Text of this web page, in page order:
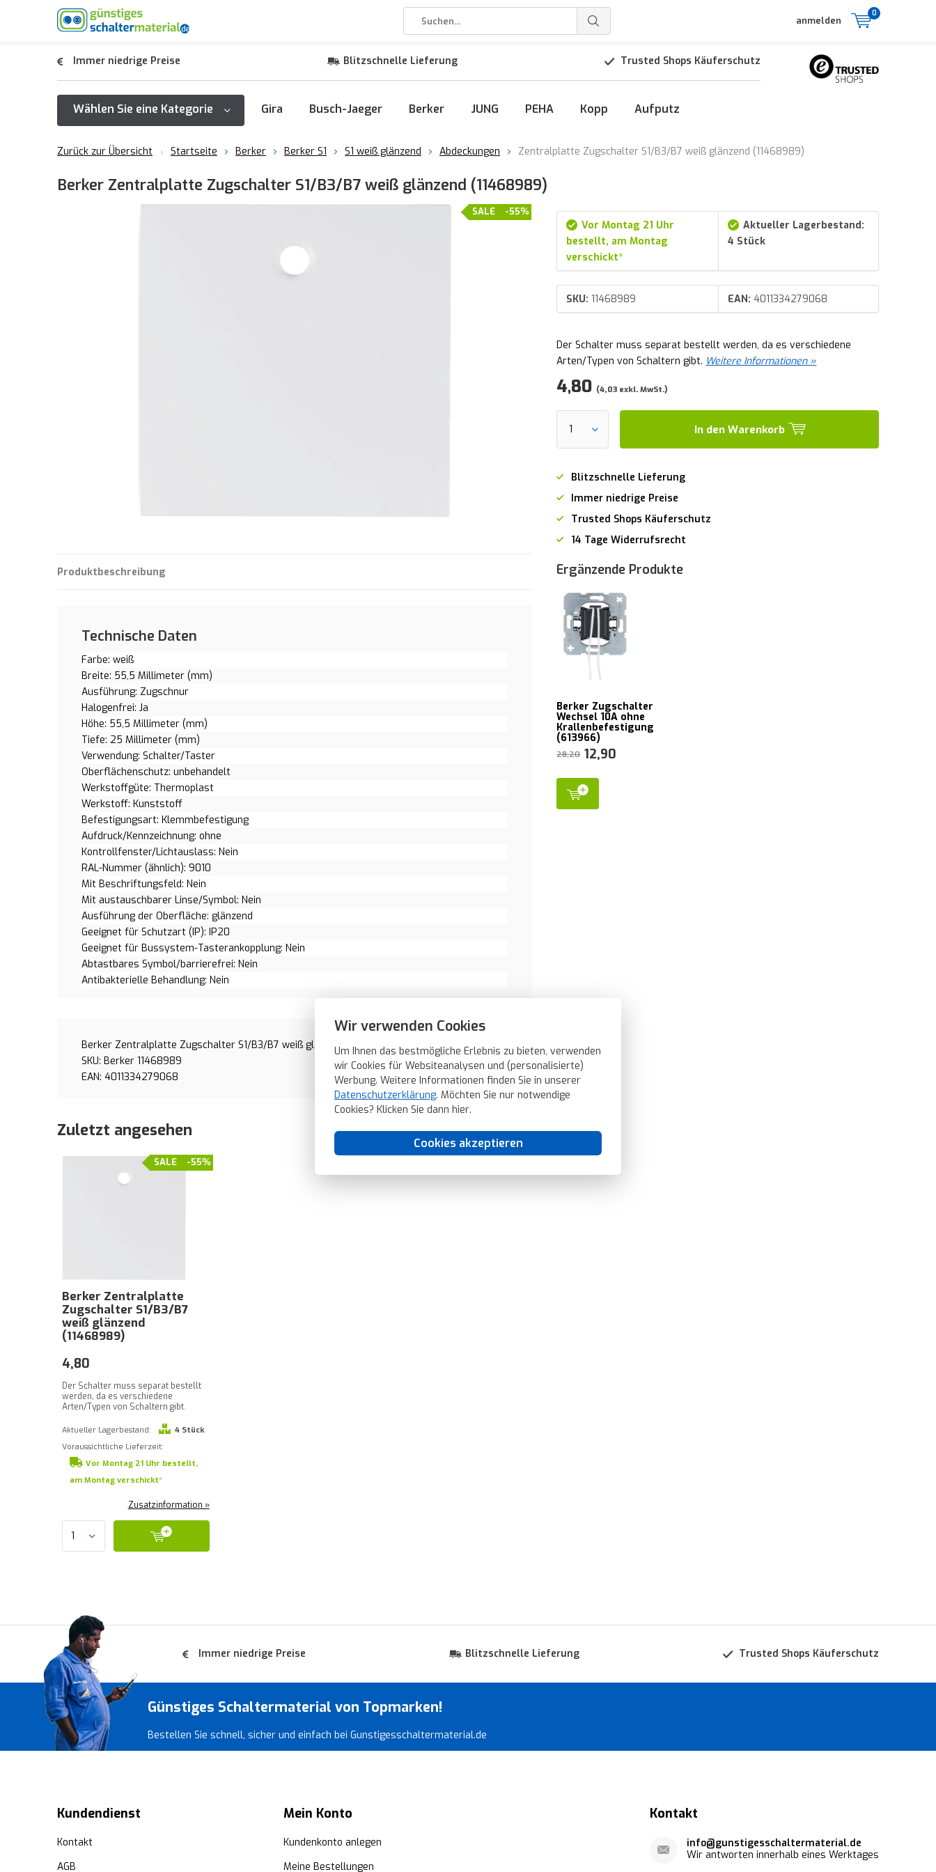
Wir verwenden Cookies
Um Ihnen das bestmögliche Erlebnis zu bieten, verwenden
wir Cookies für Websiteanalysen und (personalisierte)
Werbung. Weitere Informationen finden Sie in unserer
Datenschutzerklärung. Möchten Sie nur notwendige
Cookies? Klicken Sie dann hier.
Cookies akzeptieren
anmelden
0
Immer niedrige Preise Blitzschnelle Lieferung Trusted Shops Käuferschutz
Wählen Sie eine Kategorie Gira Busch-Jaeger Berker JUNG PEHA Kopp Aufputz
Zurück zur Übersicht Startseite Berker Berker S1 S1 weiß glänzend Abdeckungen Zentralplatte Zugschalter S1/B3/B7 weiß glänzend (11468989)
Berker Zentralplatte Zugschalter S1/B3/B7 weiß glänzend (11468989)
-55%
SALE
Vor Montag 21 Uhr
bestellt, am Montag
verschickt*
Aktueller Lagerbestand:
4 Stück
SKU: 11468989 EAN: 4011334279068
Der Schalter muss separat bestellt werden, da es verschiedene
Arten/Typen von Schaltern gibt. Weitere Informationen »
4,80 (4,03 exkl. MwSt.)
In den Warenkorb
Blitzschnelle Lieferung
Immer niedrige Preise
Trusted Shops Käuferschutz
14 Tage Widerrufsrecht
Produktbeschreibung
Technische Daten
Farbe: weiß
Breite: 55,5 Millimeter (mm)
Ausführung: Zugschnur
Halogenfrei: Ja
Höhe: 55,5 Millimeter (mm)
Tiefe: 25 Millimeter (mm)
Verwendung: Schalter/Taster
Oberflächenschutz: unbehandelt
Werkstoffgüte: Thermoplast
Werkstoff: Kunststoff
Befestigungsart: Klemmbefestigung
Aufdruck/Kennzeichnung: ohne
Kontrollfenster/Lichtauslass: Nein
RAL-Nummer (ähnlich): 9010
Mit Beschriftungsfeld: Nein
Mit austauschbarer Linse/Symbol: Nein
Ausführung der Oberfläche: glänzend
Geeignet für Schutzart (IP): IP20
Geeignet für Bussystem-Tasterankopplung: Nein
Abtastbares Symbol/barrierefrei: Nein
Antibakterielle Behandlung: Nein
Berker Zentralplatte Zugschalter S1/B3/B7 weiß glänzend (11468989)
SKU: Berker 11468989
EAN: 4011334279068
Ergänzende Produkte
Berker Zugschalter
Wechsel 10A ohne
Krallenbefestigung
(613966)
28,2012,90
Zuletzt angesehen
-55%
SALE
Berker Zentralplatte
Zugschalter S1/B3/B7
weiß glänzend
(11468989)
Der Schalter muss separat bestellt
werden, da es verschiedene
Arten/Typen von Schaltern gibt.
Aktueller Lagerbestand:
4 Stück
Voraussichtliche Lieferzeit:
Vor Montag 21 Uhr bestellt,
am Montag verschickt*
4,80
Zusatzinformation »
Immer niedrige Preise Blitzschnelle Lieferung Trusted Shops Käuferschutz
Günstiges Schaltermaterial von Topmarken!
Bestellen Sie schnell, sicher und einfach bei Gunstigesschaltermaterial.de
Kundendienst
Kontakt
AGB
Mein Konto
Kundenkonto anlegen
Meine Bestellungen
Kontakt
info@gunstigesschaltermaterial.de
Wir antworten innerhalb eines Werktages